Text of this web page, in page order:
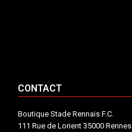
CONTACT
Boutique Stade Rennais F.C.
111 Rue de Lorient 35000 Rennes